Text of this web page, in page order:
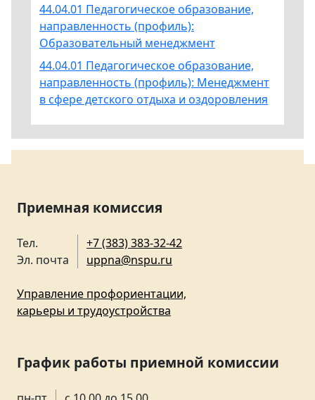
44.04.01 Педагогическое образование,
направленность (профиль):
Образовательный менеджмент
44.04.01 Педагогическое образование,
направленность (профиль): Менеджмент
в сфере детского отдыха и оздоровления
Приемная комиссия
Тел.
Эл. почта
+7 (383) 383-32-42
uppna@nspu.ru
Управление профориентации,
карьеры и трудоустройства
График работы приемной комиссии